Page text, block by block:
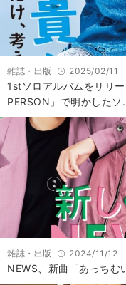
雑誌・出版 2025/02/11
1stソロアルバムをリリ
PERSON」で明かした
雑誌・出版 2024/11/12
NEWS、新曲「あっちむ